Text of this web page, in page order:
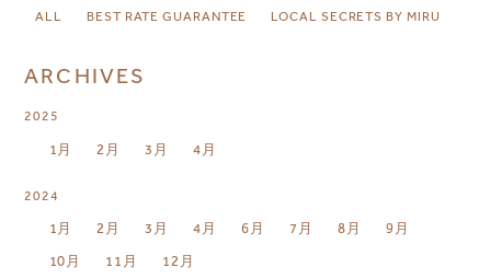
ALL BEST RATE GUARANTEE LOCAL SECRETS BY MIRU
ARCHIVES
2025
1月 2月 3月 4月
2024
1月 2月 3月 4月 6月 7月 8月
9月
10月
11月 12月